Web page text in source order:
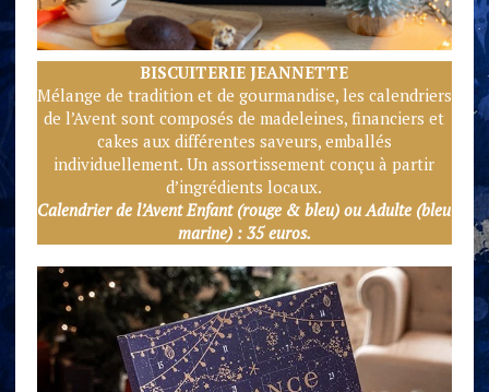
BISCUITERIE JEANNETTE
Mélange de tradition et de gourmandise, les calendriers
de l’Avent sont composés de madeleines, financiers et
cakes aux différentes saveurs, emballés
individuellement. Un assortissement conçu à partir
d’ingrédients locaux.
Calendrier de l’Avent Enfant (rouge & bleu) ou Adulte (bleu
marine) : 35 euros.